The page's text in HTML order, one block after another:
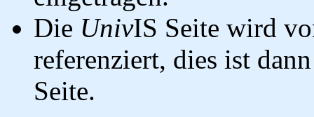
Die UnivIS Seite wird
referenziert, dies ist
Seite.